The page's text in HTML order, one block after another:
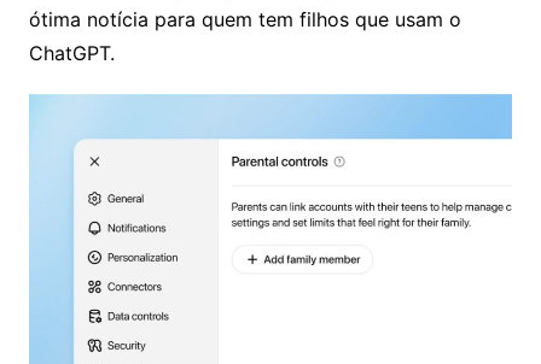
ótima notícia para quem tem filhos que usam o
ChatGPT.